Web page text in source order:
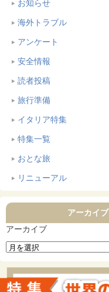
お知らせ
海外トラブル
アンケート
安全情報
読者投稿
旅行準備
イタリア特集
特集一覧
おとな旅
リニューアル
アーカイブ
アーカイブ